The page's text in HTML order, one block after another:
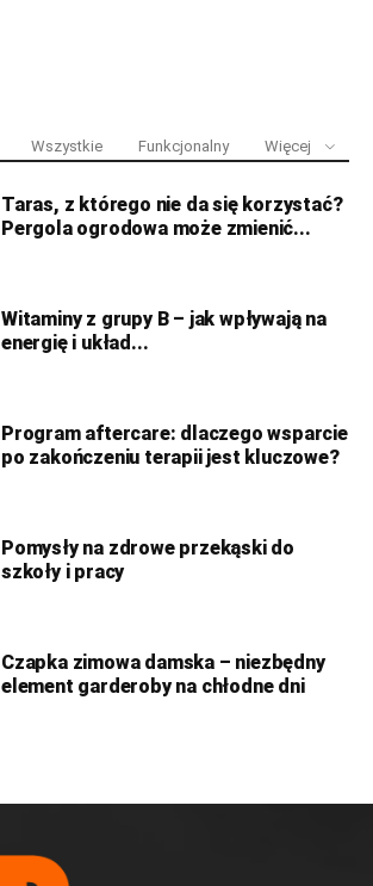
Wszystkie Funkcjonalny Więcej
Taras, z którego nie da się korzystać?
Pergola ogrodowa może zmienić...
Witaminy z grupy B – jak wpływają na
energię i układ...
Program aftercare: dlaczego wsparcie
po zakończeniu terapii jest kluczowe?
Pomysły na zdrowe przekąski do
szkoły i pracy
Czapka zimowa damska – niezbędny
element garderoby na chłodne dni